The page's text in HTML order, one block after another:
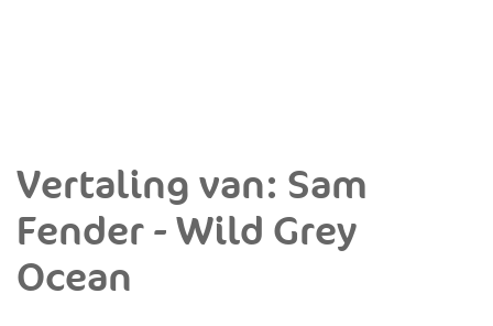
Vertaling van: Sam
Fender - Wild Grey
Ocean